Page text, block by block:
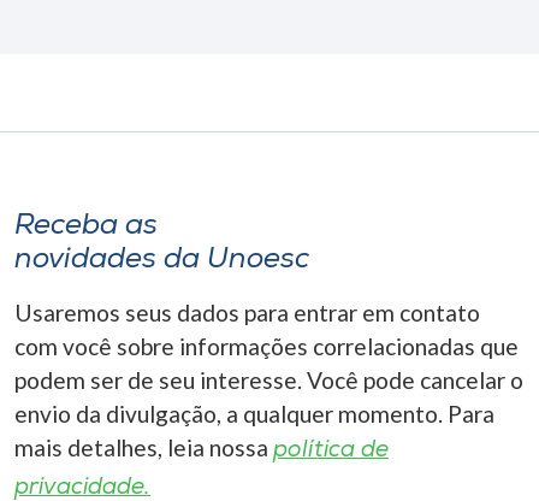
Receba as
novidades da Unoesc
Usaremos seus dados para entrar em contato
com você sobre informações correlacionadas que
podem ser de seu interesse. Você pode cancelar o
envio da divulgação, a qualquer momento. Para
mais detalhes, leia nossa política de
privacidade.